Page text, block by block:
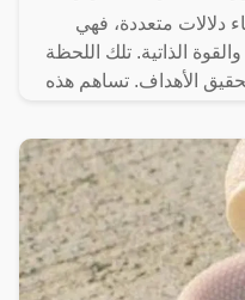
دلالات متعددة، فهي
الذاتية. تلك اللحظة
الأهداف. تساهم هذه